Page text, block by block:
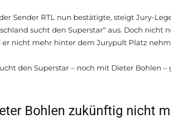
Sender RTL nun bestätigte, steigt Jury-
sucht den Superstar“ aus. Doch nicht
er nicht mehr hinter dem Jurypult Platz
den Superstar – noch mit Dieter Bohlen –
Bohlen zukünftig nicht